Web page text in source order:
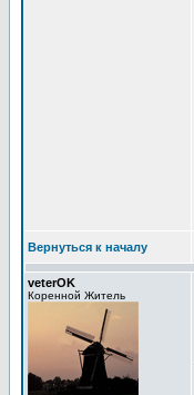
Вернуться к началу
veterOK
Коренной Житель